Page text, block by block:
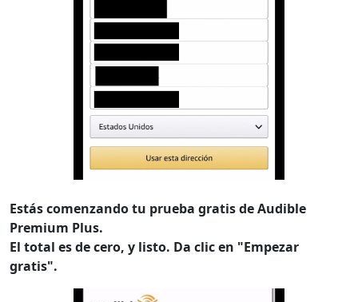
Estás comenzando tu prueba gratis de Audible
Premium Plus.
El total es de cero, y listo. Da clic en "Empezar
gratis".